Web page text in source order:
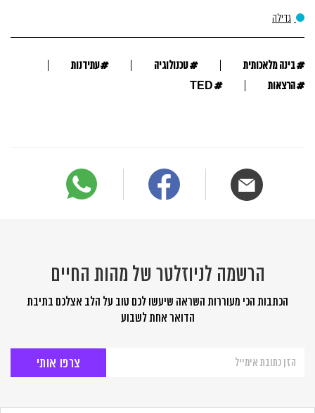
גדילה
#בינה מלאכותית #טכנולוגיה #עתידנות
#הרצאות #
TED
הרשמה לניוזלטר של מהות החיים
הכתבות הכי מעוררות השראה שיעשו לכם טוב על הלב אצלכם בתיבת
הדואר אחת לשבוע
לניוזלטר
החיים